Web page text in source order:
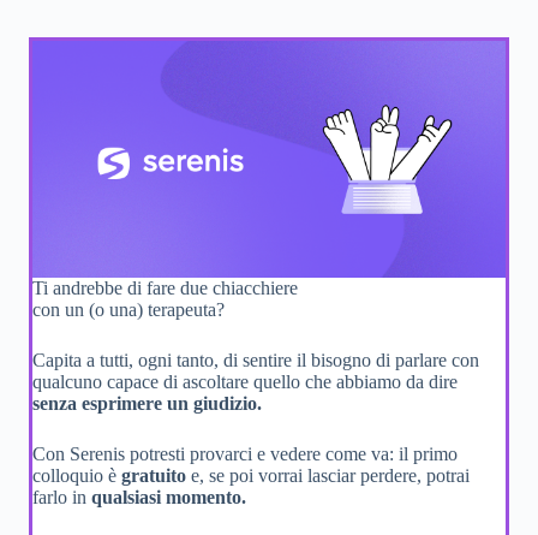
Ti andrebbe di fare due chiacchiere
con un (o una) terapeuta?
Capita a tutti, ogni tanto, di sentire il bisogno di parlare con
qualcuno capace di ascoltare quello che abbiamo da dire
senza esprimere un giudizio.
Con Serenis potresti provarci e vedere come va: il primo
colloquio è gratuito e, se poi vorrai lasciar perdere, potrai
farlo in qualsiasi momento.